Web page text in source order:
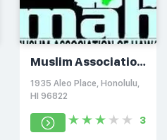
Muslim Association
Of Hawaii
1935 Aleo Place, Honolulu,
HI 96822
3